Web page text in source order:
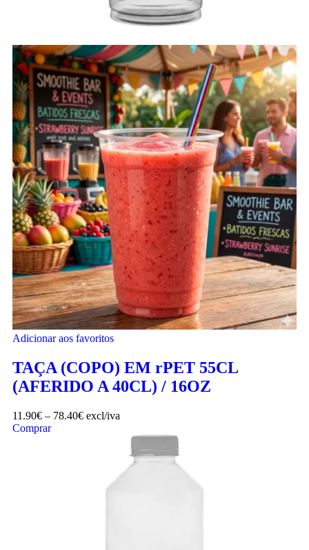
Adicionar aos favoritos
TAÇA (COPO) EM rPET 55CL
(AFERIDO A 40CL) / 16OZ
11.90€ – 78.40€ excl/iva
Comprar